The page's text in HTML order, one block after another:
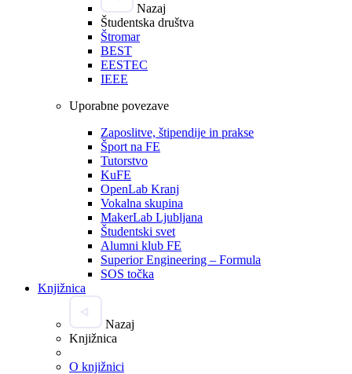
Nazaj
Študentska društva
Štromar
BEST
EESTEC
IEEE
Uporabne povezave
Zaposlitve, štipendije in prakse
Šport na FE
Tutorstvo
KuFE
OpenLab Kranj
Vokalna skupina
MakerLab Ljubljana
Študentski svet
Alumni klub FE
Superior Engineering – Formula
SOS točka
Knjižnica
Nazaj
Knjižnica
O knjižnici